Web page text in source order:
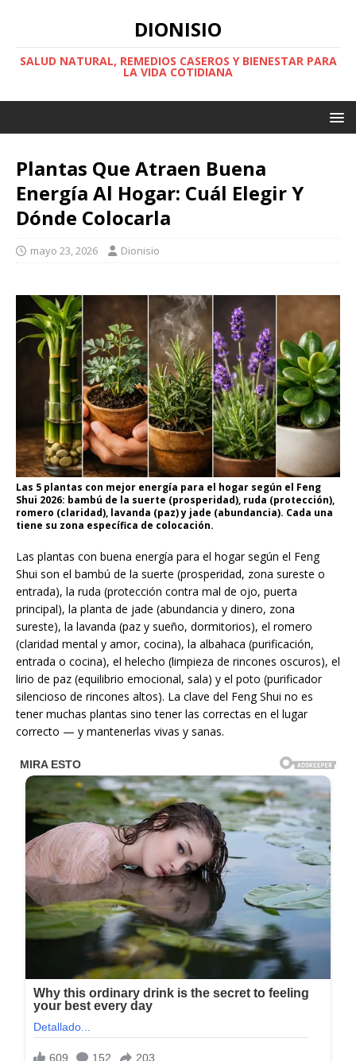
DIONISIO
SALUD NATURAL, REMEDIOS CASEROS Y BIENESTAR PARA
LA VIDA COTIDIANA
Plantas Que Atraen Buena
Energía Al Hogar: Cuál Elegir Y
Dónde Colocarla
mayo 23, 2026 Dionisio
Las 5 plantas con mejor energía para el hogar según el Feng
Shui 2026: bambú de la suerte (prosperidad), ruda (protección),
romero (claridad), lavanda (paz) y jade (abundancia). Cada una
tiene su zona específica de colocación.
Las plantas con buena energía para el hogar según el Feng
Shui son el bambú de la suerte (prosperidad, zona sureste o
entrada), la ruda (protección contra mal de ojo, puerta
principal), la planta de jade (abundancia y dinero, zona
sureste), la lavanda (paz y sueño, dormitorios), el romero
(claridad mental y amor, cocina), la albahaca (purificación,
entrada o cocina), el helecho (limpieza de rincones oscuros), el
lirio de paz (equilibrio emocional, sala) y el poto (purificador
silencioso de rincones altos). La clave del Feng Shui no es
tener muchas plantas sino tener las correctas en el lugar
correcto — y mantenerlas vivas y sanas.